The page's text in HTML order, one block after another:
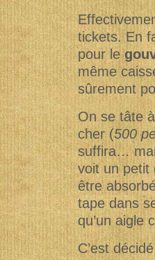
tickets. En
pour le
même
sûrement
On se tâte
cher (500
suffira…
voit un petit
être
tape dans
qu’un aigle
C’est